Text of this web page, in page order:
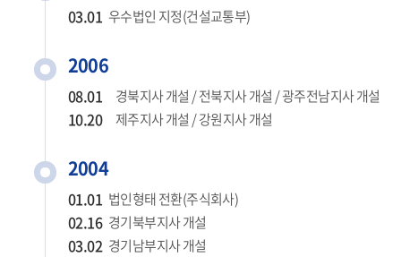
03.01 우수법인 지정(건설교통부)
2006
08.01 경북지사 개설 / 전북지사 개설 / 광주전남지사 개설
10.20 제주지사 개설 / 강원지사 개설
2004
01.01 법인형태 전환(주식회사)
02.16 경기북부지사 개설
03.02 경기남부지사 개설